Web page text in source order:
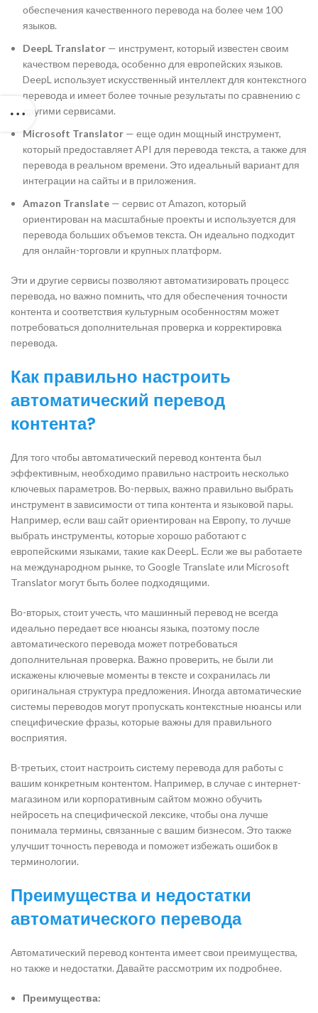
обеспечения качественного перевода на более чем 100
языков.
DeepL Translator — инструмент, который известен своим
качеством перевода, особенно для европейских языков.
DeepL использует искусственный интеллект для контекстного
перевода и имеет более точные результаты по сравнению с
другими сервисами.
Microsoft Translator — еще один мощный инструмент,
который предоставляет API для перевода текста, а также для
перевода в реальном времени. Это идеальный вариант для
интеграции на сайты и в приложения.
Amazon Translate — сервис от Amazon, который
ориентирован на масштабные проекты и используется для
перевода больших объемов текста. Он идеально подходит
для онлайн-торговли и крупных платформ.
Эти и другие сервисы позволяют автоматизировать процесс
перевода, но важно помнить, что для обеспечения точности
контента и соответствия культурным особенностям может
потребоваться дополнительная проверка и корректировка
перевода.
Как правильно настроить
автоматический перевод
контента?
Для того чтобы автоматический перевод контента был
эффективным, необходимо правильно настроить несколько
ключевых параметров. Во-первых, важно правильно выбрать
инструмент в зависимости от типа контента и языковой пары.
Например, если ваш сайт ориентирован на Европу, то лучше
выбрать инструменты, которые хорошо работают с
европейскими языками, такие как DeepL. Если же вы работаете
на международном рынке, то Google Translate или Microsoft
Translator могут быть более подходящими.
Во-вторых, стоит учесть, что машинный перевод не всегда
идеально передает все нюансы языка, поэтому после
автоматического перевода может потребоваться
дополнительная проверка. Важно проверить, не были ли
искажены ключевые моменты в тексте и сохранилась ли
оригинальная структура предложения. Иногда автоматические
системы переводов могут пропускать контекстные нюансы или
специфические фразы, которые важны для правильного
восприятия.
В-третьих, стоит настроить систему перевода для работы с
вашим конкретным контентом. Например, в случае с интернет-
магазином или корпоративным сайтом можно обучить
нейросеть на специфической лексике, чтобы она лучше
понимала термины, связанные с вашим бизнесом. Это также
улучшит точность перевода и поможет избежать ошибок в
терминологии.
Преимущества и недостатки
автоматического перевода
Автоматический перевод контента имеет свои преимущества,
но также и недостатки. Давайте рассмотрим их подробнее.
Преимущества: